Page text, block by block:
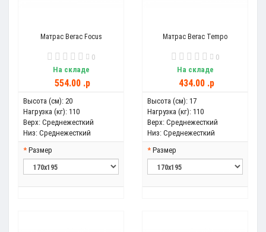
Матрас Вегас Focus
0
На складе
554.00 .p
Высота (см): 20
Нагрузка (кг): 110
Верх: Среднежесткий
Низ: Среднежесткий
Размер
Матрас Вегас Tempo
0
На складе
434.00 .p
Высота (см): 17
Нагрузка (кг): 110
Верх: Среднежесткий
Низ: Среднежесткий
Размер